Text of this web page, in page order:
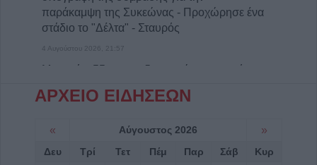
παράκαμψη της Συκεώνας - Προχώρησε ένα
στάδιο το "Δέλτα" - Σταυρός
4 Αυγούστου 2026, 21:57
Μυστράς: 55χρονος διατηρούσε τη σορό του
Δημήτριος Καραμαγκιόλας: Δύο μέτρα και
Καρδίτσας κ. Τσιάκος Βασίλειος, στην
ΑΡΧΕΙΟ ΕΙΔΗΣΕΩΝ
« Αύγουστος 2026 »
Δευ Τρί Τετ Πέμ Παρ Σάβ Κυρ